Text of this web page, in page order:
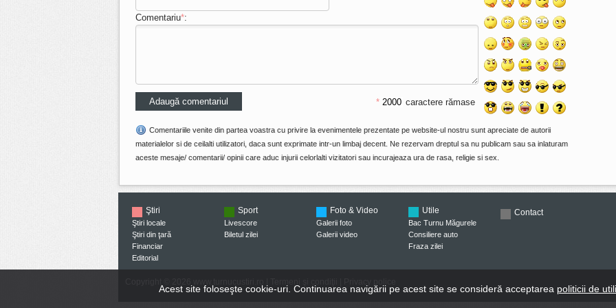
Comentariu*:
* caractere rămase
Comentariile venite din partea voastra cu privire la evenimentele prezentate pe website-ul nostru sunt apreciate de autorii
materialelor si de ceilalti utilizatori, daca sunt exprimate intr-un limbaj decent. Ne rezervam dreptul sa nu publicam sau sa inlaturam
aceste mesaje/ comentarii/ opinii care aduc injurii celorlalti vizitatori sau incurajeaza ura de rasa, religie si sex.
Ştiri
Ştiri locale
Ştiri din ţară
Financiar
Editorial
Sport
Livescore
Biletul zilei
Foto & Video
Galerii foto
Galerii video
Utile
Bac Turnu Măgurele
Consiliere auto
Fraza zilei
Contact
Acest site foloseşte cookie-uri. Continuarea navigării pe acest site se consideră acceptarea politicii de